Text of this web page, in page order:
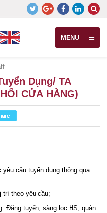
MENU
Dụng/ TA
CỬA HÀNG)
cầu tuyển dụng thông qua
trí theo yêu cầu;
Đăng tuyển, sàng lọc HS, quản